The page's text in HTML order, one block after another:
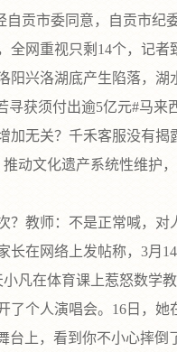
市委同意，自贡市纪
网重视只剩14个，记者
兴洛湖底产生陷落，湖
获须付出逾5亿元#马来
无关？千禾客服没有揭
文化遗产系统性维护
教师：不是正常喊，对
在网络上发帖称，3月
凡在体育课上惹怒数学
个人演唱会。16日，她
台上，看到你不小心摔倒